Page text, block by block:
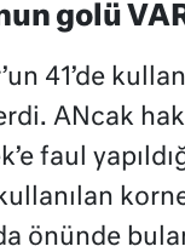
golü
41’de
ANcak
faul
önünde